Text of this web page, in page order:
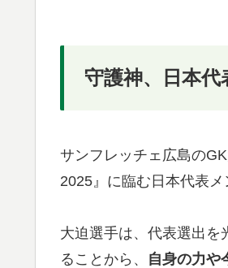
守護神、日本代
サンフレッチェ広島の
2025』に臨む日本代表メ
大迫選手は、代表選出を
ることから、 自身の力や